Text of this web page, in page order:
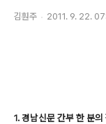
김훤주 2011. 9. 22.
1. 경남신문 간부 한 분